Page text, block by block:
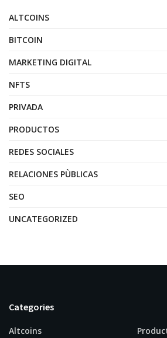
ALTCOINS
BITCOIN
MARKETING DIGITAL
NFTS
PRIVADA
PRODUCTOS
REDES SOCIALES
RELACIONES PÙBLICAS
SEO
UNCATEGORIZED
Categories
Altcoins